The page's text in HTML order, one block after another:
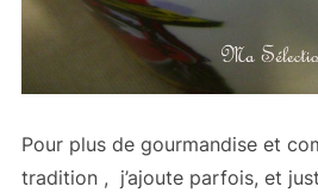
Pour plus de gourmandise et
tradition , j’ajoute parfois, et